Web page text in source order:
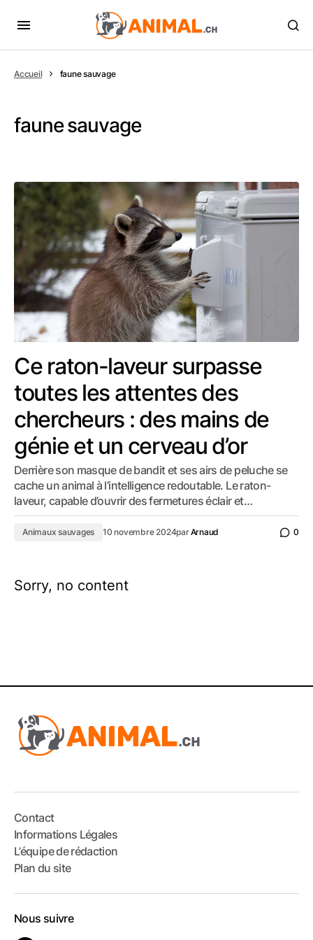
Accueil faune sauvage
faune sauvage
Ce raton-laveur surpasse
toutes les attentes des
chercheurs : des mains de
génie et un cerveau d’or
Derrière son masque de bandit et ses airs de peluche se
cache un animal à l’intelligence redoutable. Le raton-
laveur, capable d’ouvrir des fermetures éclair et…
Animaux sauvages 10 novembre 2024parArnaud 0
Sorry, no content
Contact
Informations Légales
L’équipe de rédaction
Plan du site
Nous suivre